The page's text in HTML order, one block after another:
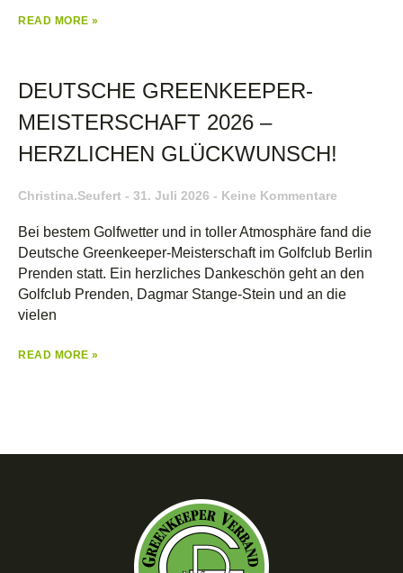
READ MORE »
DEUTSCHE GREENKEEPER-
MEISTERSCHAFT 2026 –
HERZLICHEN GLÜCKWUNSCH!
Christina.seufert 31. Juli 2026 Keine Kommentare
Bei bestem Golfwetter und in toller Atmosphäre fand die
Deutsche Greenkeeper-Meisterschaft im Golfclub Berlin
Prenden statt. Ein herzliches Dankeschön geht an den
Golfclub Prenden, Dagmar Stange-Stein und an die
vielen
READ MORE »